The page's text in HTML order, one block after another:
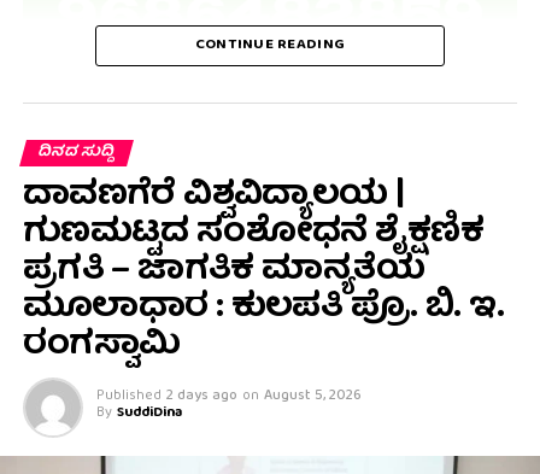
CONTINUE READING
ದಿನದ ಸುದ್ದಿ
ದಾವಣಗೆರೆ ವಿಶ್ವವಿದ್ಯಾಲಯ |
ಗುಣಮಟ್ಟದ ಸಂಶೋಧನೆ ಶೈಕ್ಷಣಿಕ
ಪ್ರಗತಿ – ಜಾಗತಿಕ ಮಾನ್ಯತೆಯ
ಮೂಲಾಧಾರ : ಕುಲಪತಿ ಪ್ರೊ. ಬಿ. ಇ.
ರಂಗಸ್ವಾಮಿ
Published 2 days ago on August 5, 2026
By SuddiDina